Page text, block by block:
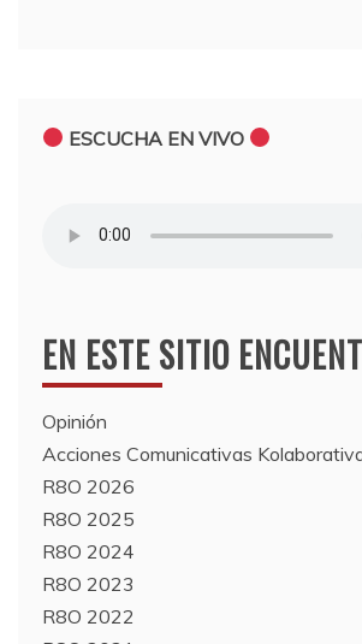
ESCUCHA EN VIVO
EN ESTE SITIO
Opinión
Acciones Comunicativas
R8O 2026
R8O 2025
R8O 2024
R8O 2023
R8O 2022